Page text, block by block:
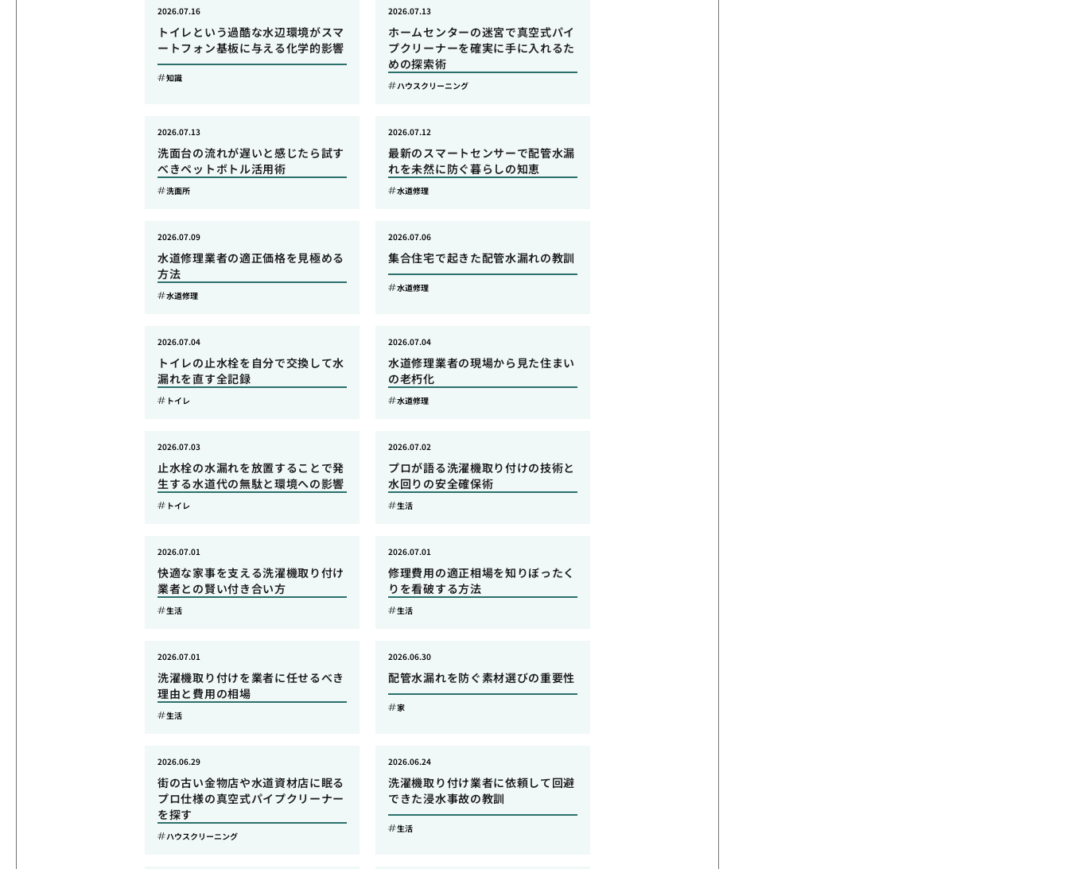
トイレという過酷な水辺環境がスマ
ートフォン基板に与える化学的影響
2026.07.16
知識
ホームセンターの迷宮で真空式パイ
プクリーナーを確実に手に入れるた
めの探索術
2026.07.13
ハウスクリーニング
洗面台の流れが遅いと感じたら試す
べきペットボトル活用術
2026.07.13
洗面所
最新のスマートセンサーで配管水漏
れを未然に防ぐ暮らしの知恵
2026.07.12
水道修理
水道修理業者の適正価格を見極める
方法
2026.07.09
水道修理
集合住宅で起きた配管水漏れの教訓
2026.07.06
水道修理
トイレの止水栓を自分で交換して水
漏れを直す全記録
2026.07.04
トイレ
水道修理業者の現場から見た住まい
の老朽化
2026.07.04
水道修理
止水栓の水漏れを放置することで発
生する水道代の無駄と環境への影響
2026.07.03
トイレ
プロが語る洗濯機取り付けの技術と
水回りの安全確保術
2026.07.02
生活
快適な家事を支える洗濯機取り付け
業者との賢い付き合い方
2026.07.01
生活
修理費用の適正相場を知りぼったく
りを看破する方法
2026.07.01
生活
洗濯機取り付けを業者に任せるべき
理由と費用の相場
2026.07.01
生活
配管水漏れを防ぐ素材選びの重要性
2026.06.30
家
街の古い金物店や水道資材店に眠る
プロ仕様の真空式パイプクリーナー
を探す
2026.06.29
ハウスクリーニング
洗濯機取り付け業者に依頼して回避
できた浸水事故の教訓
2026.06.24
生活